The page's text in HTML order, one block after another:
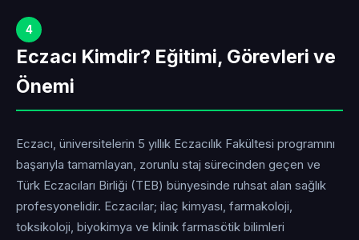
4
Eczacı Kimdir? Eğitimi, Görevleri ve
Önemi
Eczacı, üniversitelerin 5 yıllık Eczacılık Fakültesi programını
başarıyla tamamlayan, zorunlu staj sürecinden geçen ve
Türk Eczacıları Birliği (TEB) bünyesinde ruhsat alan sağlık
profesyonelidir. Eczacılar; ilaç kimyası, farmakoloji,
toksikoloji, biyokimya ve klinik farmasötik bilimleri